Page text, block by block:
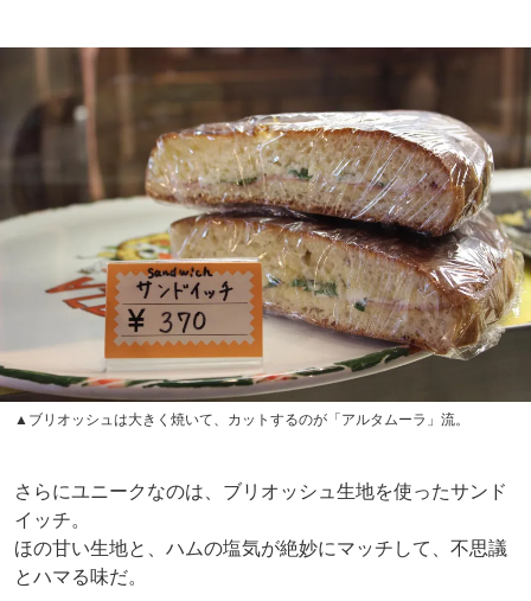
▲ブリオッシュは大きく焼いて、カットするのが「アルタムーラ」流。
さらにユニークなのは、ブリオッシュ生地を使ったサンド
イッチ。
ほの甘い生地と、ハムの塩気が絶妙にマッチして、不思議
とハマる味だ。